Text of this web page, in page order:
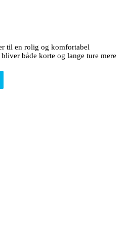
til en rolig og komfortabel
både korte og lange ture mere